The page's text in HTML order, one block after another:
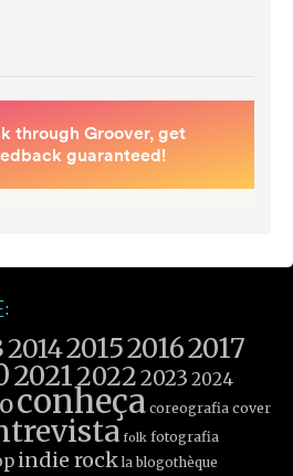
2014201520162017
202120222023 2024
conheça coreografia cover
folk fotografia
indie rock la blogothèque